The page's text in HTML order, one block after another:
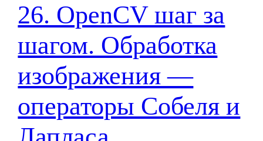
26. OpenCV шаг за
шагом. Обработка
изображения —
операторы Собеля и